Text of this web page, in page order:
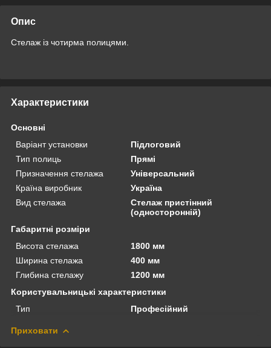
Опис
Стелаж із чотирма полицями.
Характеристики
Основні
Варіант установки
Підлоговий
Тип полиць
Прямі
Призначення стелажа
Універсальний
Країна виробник
Україна
Вид стелажа
Стелаж пристінний
(односторонній)
Габаритні розміри
Висота стелажа
1800 мм
Ширина стелажа
400 мм
Глибина стелажу
1200 мм
Користувальницькі характеристики
Тип
Професійний
Приховати